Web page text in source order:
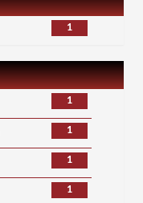
1
1
1
1
1